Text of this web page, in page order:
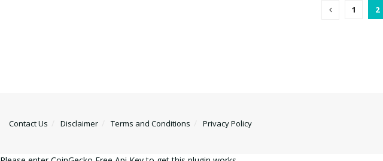
1 2
Contact Us Disclaimer Terms and Conditions Privacy Policy